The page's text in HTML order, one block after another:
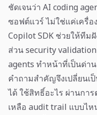
ชัดเจนว่า AI coding
ซอฟต์แวร์ ไม่ใช่แค่เครื่อ
Copilot SDK ช่วยให้ทีม
ส่วน security
agents ทำหน้าที่เป็นด่า
คำถามสำคัญจึงเปลี่ยนเ
ได้ ใช้สิทธิ์อะไร ผ่านกา
เหลือ audit trail แบบไห